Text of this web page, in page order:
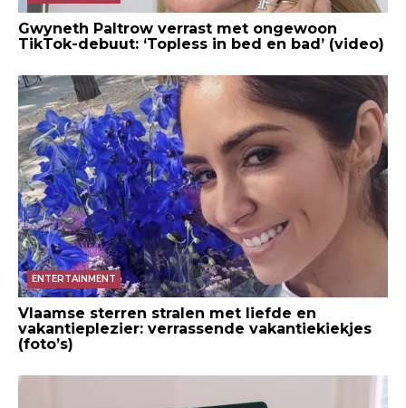
Gwyneth Paltrow verrast met ongewoon
TikTok-debuut: ‘Topless in bed en bad’ (video)
ENTERTAINMENT
Vlaamse sterren stralen met liefde en
vakantieplezier: verrassende vakantiekiekjes
(foto’s)